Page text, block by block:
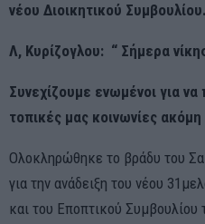
νέου Διοικητικού Συμβουλίου.
Λ, Κυρίζογλου: “ Σήμερα
Συνεχίζουμε ενωμένοι για
τοπικές μας κοινωνίες
Ολοκληρώθηκε το βράδυ του
για την ανάδειξη του νέου
και του Εποπτικού